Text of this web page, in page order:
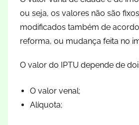
ou seja, os valores não são
modificados também de
reforma, ou mudança feita no
O valor do IPTU depende de
O valor venal;
Alíquota;